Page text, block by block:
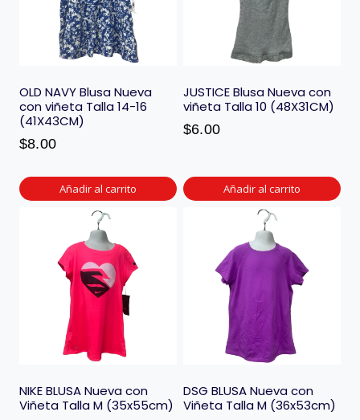
OLD NAVY Blusa Nueva
con viñeta Talla 14-16
(41X43CM)
$8.00
Añadir al carrito
JUSTICE Blusa Nueva con
viñeta Talla 10 (48X31CM)
$6.00
Añadir al carrito
NIKE BLUSA Nueva con
Viñeta Talla M (35x55cm)
DSG BLUSA Nueva con
Viñeta Talla M (36x53cm)